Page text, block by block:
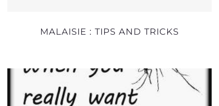
MALAISIE : TIPS AND TRICKS